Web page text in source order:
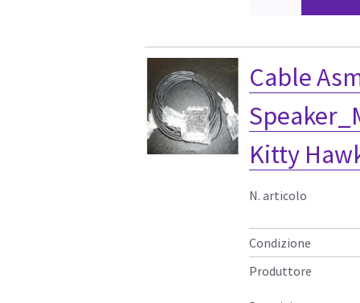
Cable
Kitty
N. articolo
Condizione
Produttore